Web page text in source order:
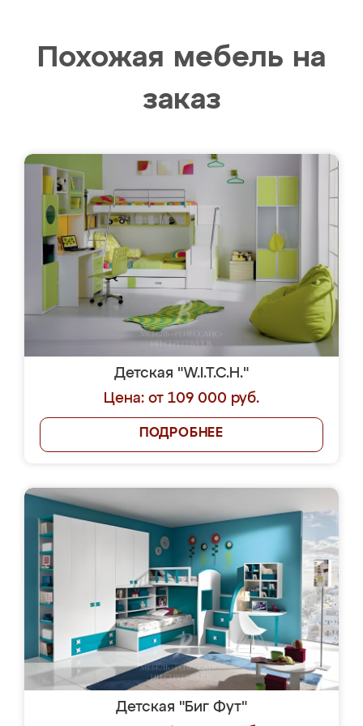
Похожая мебель на
заказ
Детская "W.I.T.C.H."
Цена: от 109 000 руб.
ПОДРОБНЕЕ
Детская "Биг Фут"